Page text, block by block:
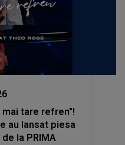
mai tare refren"!
au lansat piesa
la PRIMA